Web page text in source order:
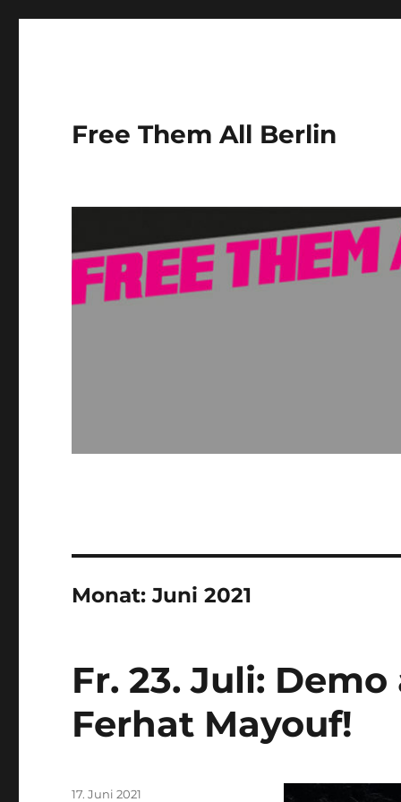
Free Them All Berlin
Monat:Juni 2021
Fr. 23. Juli:
Ferhat Mayouf!
Veröffentlicht
17. Juni 2021